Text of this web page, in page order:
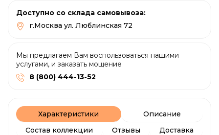
Доступно со склада самовывоза:
г.Москва ул. Люблинская 72
Мы предлагаем Вам воспользоваться нашими
услугами, и заказать мощение
8 (800) 444-13-52
Характеристики
Описание
Состав коллекции
Отзывы Доставка